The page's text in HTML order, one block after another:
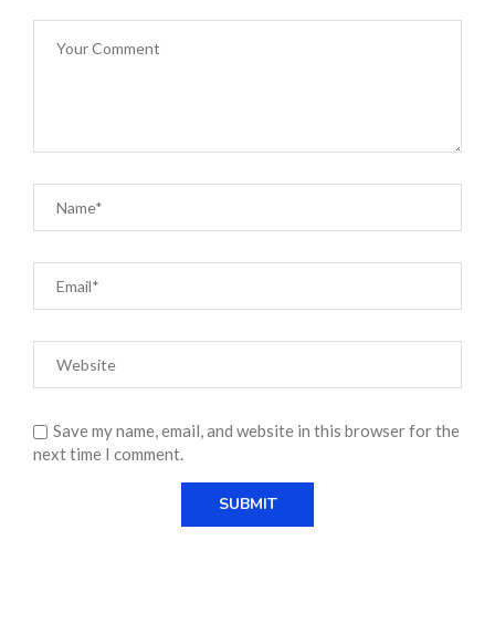
Save my name, email, and website in this browser for the
next time I comment.